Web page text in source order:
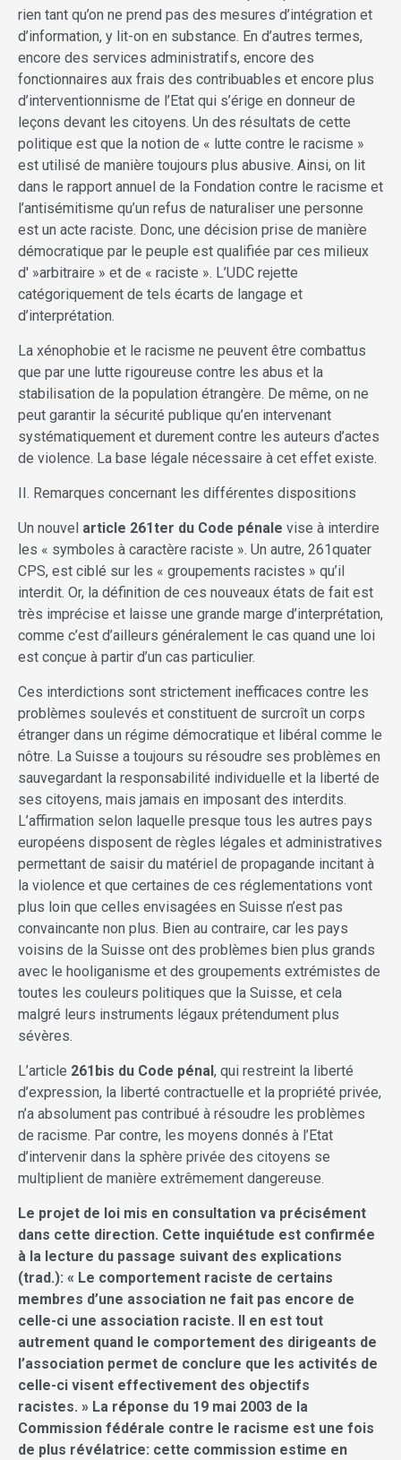
rien tant qu’on ne prend pas des mesures d’intégration et
d’information, y lit-on en substance. En d’autres termes,
encore des services administratifs, encore des
fonctionnaires aux frais des contribuables et encore plus
d’interventionnisme de l’Etat qui s’érige en donneur de
leçons devant les citoyens. Un des résultats de cette
politique est que la notion de « lutte contre le racisme »
est utilisé de manière toujours plus abusive. Ainsi, on lit
dans le rapport annuel de la Fondation contre le racisme et
l’antisémitisme qu’un refus de naturaliser une personne
est un acte raciste. Donc, une décision prise de manière
démocratique par le peuple est qualifiée par ces milieux
d' »arbitraire » et de « raciste ». L’UDC rejette
catégoriquement de tels écarts de langage et
d’interprétation.
La xénophobie et le racisme ne peuvent être combattus
que par une lutte rigoureuse contre les abus et la
stabilisation de la population étrangère. De même, on ne
peut garantir la sécurité publique qu’en intervenant
systématiquement et durement contre les auteurs d’actes
de violence. La base légale nécessaire à cet effet existe.
II. Remarques concernant les différentes dispositions
Un nouvel article 261ter du Code pénale vise à interdire
les « symboles à caractère raciste ». Un autre, 261quater
CPS, est ciblé sur les « groupements racistes » qu’il
interdit. Or, la définition de ces nouveaux états de fait est
très imprécise et laisse une grande marge d’interprétation,
comme c’est d’ailleurs généralement le cas quand une loi
est conçue à partir d’un cas particulier.
Ces interdictions sont strictement inefficaces contre les
problèmes soulevés et constituent de surcroît un corps
étranger dans un régime démocratique et libéral comme le
nôtre. La Suisse a toujours su résoudre ses problèmes en
sauvegardant la responsabilité individuelle et la liberté de
ses citoyens, mais jamais en imposant des interdits.
L’affirmation selon laquelle presque tous les autres pays
européens disposent de règles légales et administratives
permettant de saisir du matériel de propagande incitant à
la violence et que certaines de ces réglementations vont
plus loin que celles envisagées en Suisse n’est pas
convaincante non plus. Bien au contraire, car les pays
voisins de la Suisse ont des problèmes bien plus grands
avec le hooliganisme et des groupements extrémistes de
toutes les couleurs politiques que la Suisse, et cela
malgré leurs instruments légaux prétendument plus
sévères.
L’article 261bis du Code pénal, qui restreint la liberté
d’expression, la liberté contractuelle et la propriété privée,
n’a absolument pas contribué à résoudre les problèmes
de racisme. Par contre, les moyens donnés à l’Etat
d’intervenir dans la sphère privée des citoyens se
multiplient de manière extrêmement dangereuse.
Le projet de loi mis en consultation va précisément
dans cette direction. Cette inquiétude est confirmée
à la lecture du passage suivant des explications
(trad.): « Le comportement raciste de certains
membres d’une association ne fait pas encore de
celle-ci une association raciste. Il en est tout
autrement quand le comportement des dirigeants de
l’association permet de conclure que les activités de
celle-ci visent effectivement des objectifs
racistes. » La réponse du 19 mai 2003 de la
Commission fédérale contre le racisme est une fois
de plus révélatrice: cette commission estime en